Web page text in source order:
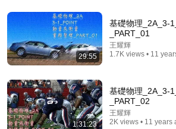
【蕭鎧物理x蕭騏地科】高三學測地科
動
29:55
基礎物理_2A_3-
_PART_01
王耀輝
1.7K views • 11
1:31:23
基礎物理_2A_3-
_PART_02
王耀輝
2K views • 11 years